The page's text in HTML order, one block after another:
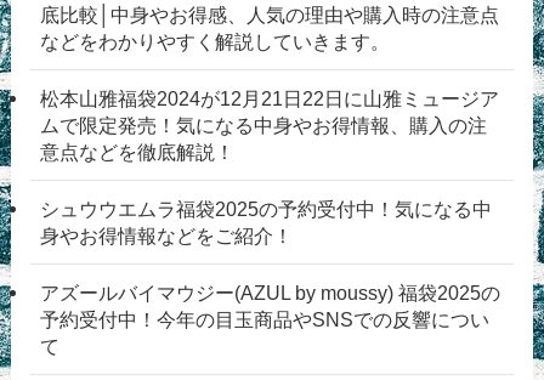
底比較│中身やお得感、人気の理由や購入時の注意点
などをわかりやすく解説していきます。
松本山雅福袋2024が12月21日22日に山雅ミュージア
ムで限定発売！気になる中身やお得情報、購入の注
意点などを徹底解説！
シュウウエムラ福袋2025の予約受付中！気になる中
身やお得情報などをご紹介！
アズールバイマウジー(AZUL by moussy) 福袋2025の
予約受付中！今年の目玉商品やSNSでの反響につい
て